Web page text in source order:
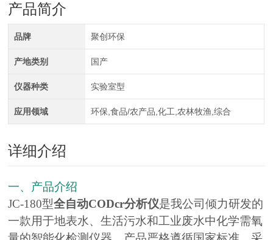
产品简介
品牌 聚创环保
产地类别 国产
仪器种类 实验室型
应用领域 环保,食品/农产品,化工,农林牧渔,综合
详细介绍
一、产品介绍
JC-180型全自动CODcr分析仪是我公司倾力研发的
一款用于地表水、生活污水和工业废水中化学需氧